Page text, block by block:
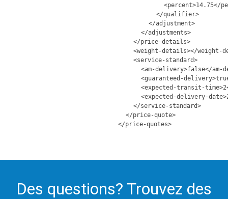
<percent>14.75</
</qualifier>
</adjustment>
</adjustments>
</price-details>
<weight-details></weight-
<service-standard>
<am-delivery>false</am-
<guaranteed-
<expected-transit-
<expected-delivery-
</service-standard>
</price-quote>
</price-quotes>
Des questions? Trouvez des